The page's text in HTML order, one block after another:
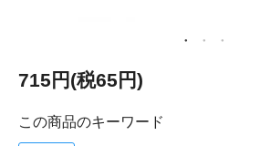
715円(税65円)
この商品のキーワード